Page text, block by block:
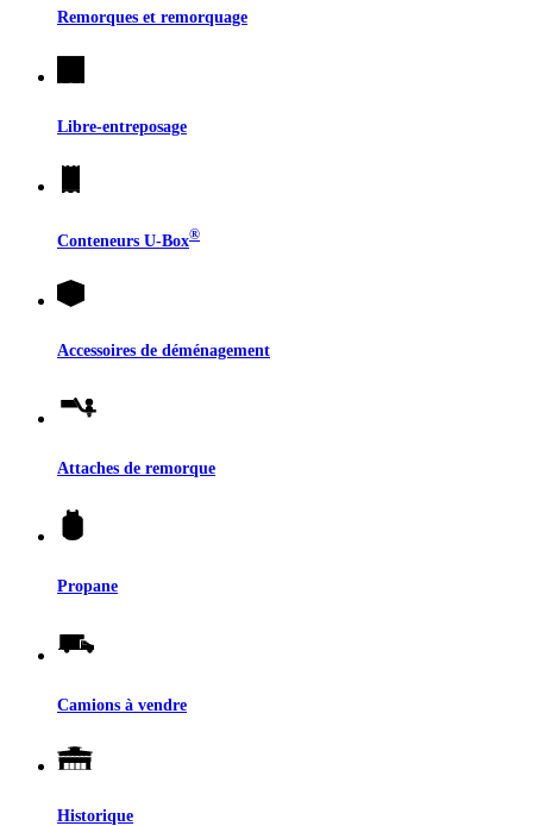
Remorques et remorquage
Libre-entreposage
Conteneurs U-Box®
Accessoires de déménagement
Attaches de remorque
Propane
Camions à vendre
Historique